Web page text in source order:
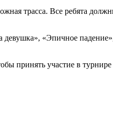
трасса. Все ребята
«Эпичное
принять участие в турнире